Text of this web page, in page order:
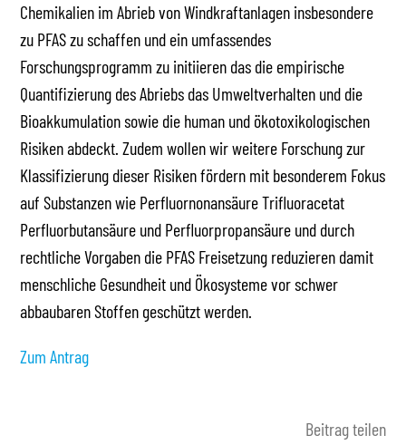
Chemikalien im Abrieb von Windkraftanlagen insbesondere
zu PFAS zu schaffen und ein umfassendes
Forschungsprogramm zu initiieren das die empirische
Quantifizierung des Abriebs das Umweltverhalten und die
Bioakkumulation sowie die human und ökotoxikologischen
Risiken abdeckt. Zudem wollen wir weitere Forschung zur
Klassifizierung dieser Risiken fördern mit besonderem Fokus
auf Substanzen wie Perfluornonansäure Trifluoracetat
Perfluorbutansäure und Perfluorpropansäure und durch
rechtliche Vorgaben die PFAS Freisetzung reduzieren damit
menschliche Gesundheit und Ökosysteme vor schwer
abbaubaren Stoffen geschützt werden.
Zum Antrag
Beitrag teilen